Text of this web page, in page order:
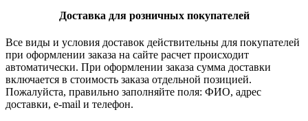
Доставка для розничных покупателей
Все виды и условия доставок действительны для покупателей
при оформлении заказа на сайте расчет происходит
автоматически. При оформлении заказа сумма доставки
включается в стоимость заказа отдельной позицией.
Пожалуйста, правильно заполняйте поля: ФИО, адрес
доставки, e-mail и телефон.